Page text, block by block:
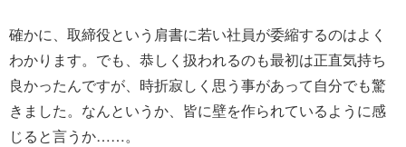
確かに、取締役という肩書に若い社員が委縮するのはよく
わかります。でも、恭しく扱われるのも最初は正直気持ち
良かったんですが、時折寂しく思う事があって自分でも驚
きました。なんというか、皆に壁を作られているように感
じると言うか……。